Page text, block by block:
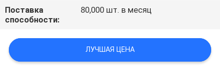
ЗАПРОСИТЕ
ЦИТАТУ
КАРТА
Поставка
способности:
80,000 шт. в месяц
ЛУЧШАЯ ЦЕНА